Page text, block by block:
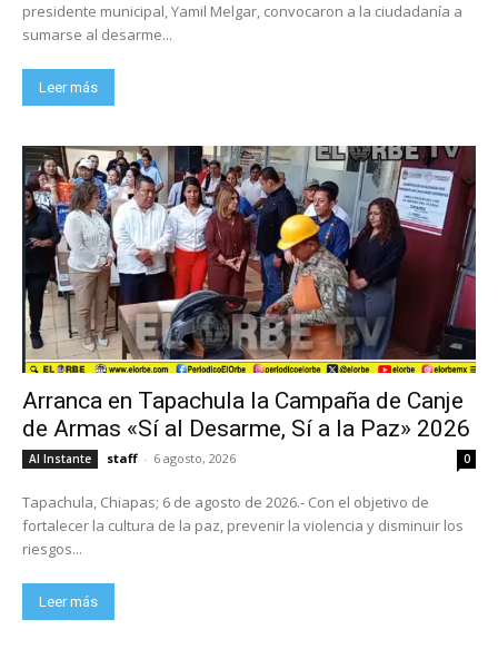
presidente municipal, Yamil Melgar, convocaron a la ciudadanía a
sumarse al desarme...
Leer más
Arranca en Tapachula la Campaña de Canje
de Armas «Sí al Desarme, Sí a la Paz» 2026
Al Instante staff - 6 agosto, 2026 0
Tapachula, Chiapas; 6 de agosto de 2026.- Con el objetivo de
fortalecer la cultura de la paz, prevenir la violencia y disminuir los
riesgos...
Leer más